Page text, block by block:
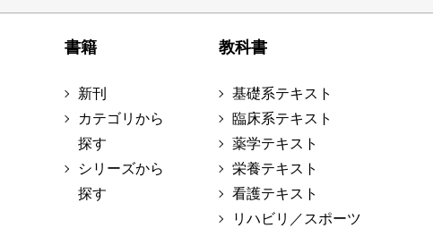
書籍
新刊
カテゴリから
探す
シリーズから
探す
教科書
基礎系テキスト
臨床系テキスト
薬学テキスト
栄養テキスト
看護テキスト
リハビリ／スポーツ